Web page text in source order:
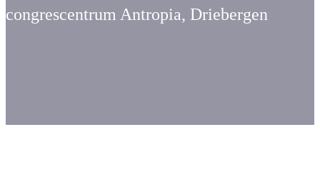
congrescentrum Antropia, Driebergen